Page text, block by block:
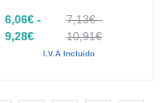
6,06€ -
9,28€
7,13€ -
10,91€
I.V.A Incluido